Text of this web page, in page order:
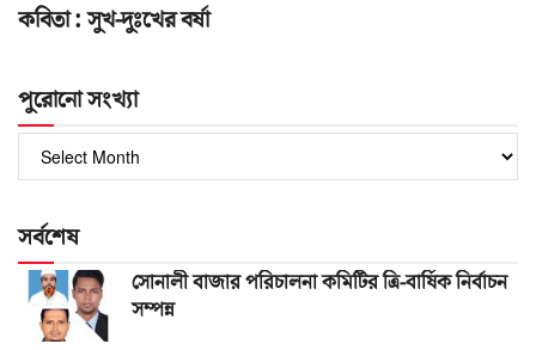
কবিতা : সুখ-দুঃখের বর্ষা
পুরোনো সংখ্যা
সংখ্যা
সর্বশেষ
সোনালী বাজার পরিচালনা কমিটির ত্রি-বার্ষিক নির্বাচন
সম্পন্ন